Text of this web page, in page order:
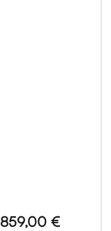
859,00 €